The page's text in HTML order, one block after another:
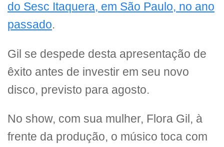
do Sesc Itaquera, em São Paulo, no ano
passado.
Gil se despede desta apresentação de
êxito antes de investir em seu novo
disco, previsto para agosto.
No show, com sua mulher, Flora Gil, à
frente da produção, o músico toca com